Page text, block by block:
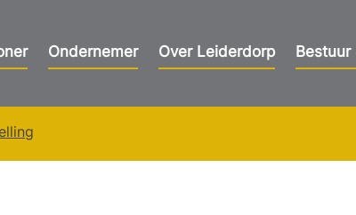
Ondernemer Over Leiderdorp Bestuur